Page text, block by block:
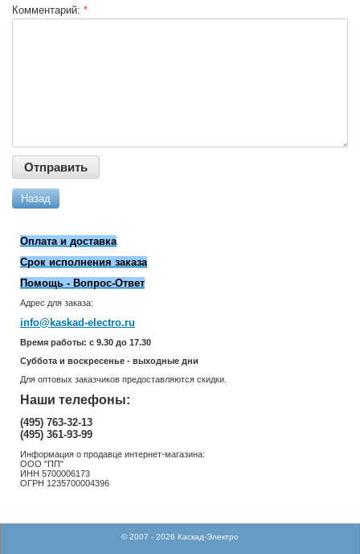
Оплата и доставка
Срок исполнения заказа
Помощь - Вопрос-Ответ
Адрес для заказа:
info@kaskad-electro.ru
Время работы: с 9.30 до 17.30
Суббота и воскресенье - выходные дни
Для оптовых заказчиков предоставляются скидки.
Наши телефоны:
(495) 763-32-13
(495) 361-93-99
Информация о продавце интернет-магазина:
ООО "ПП"
ИНН 5700006173
ОГРН 1235700004396
Комментарий: *
Назад
© 2007 - 2026 Каскад-Электро